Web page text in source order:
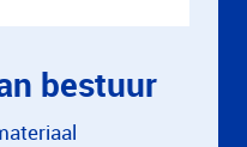
bestuur